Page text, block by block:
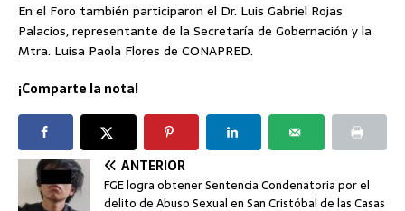
En el Foro también participaron el Dr. Luis Gabriel Rojas
Palacios, representante de la Secretaría de Gobernación y la
Mtra. Luisa Paola Flores de CONAPRED.
¡Comparte la nota!
ANTERIOR
FGE logra obtener Sentencia Condenatoria por el
delito de Abuso Sexual en San Cristóbal de las Casas